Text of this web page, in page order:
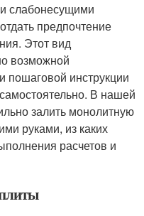
слабонесущими
предпочтение
Этот вид
возможной
пошаговой инструкции
В нашей
залить монолитную
руками, из каких
расчетов и